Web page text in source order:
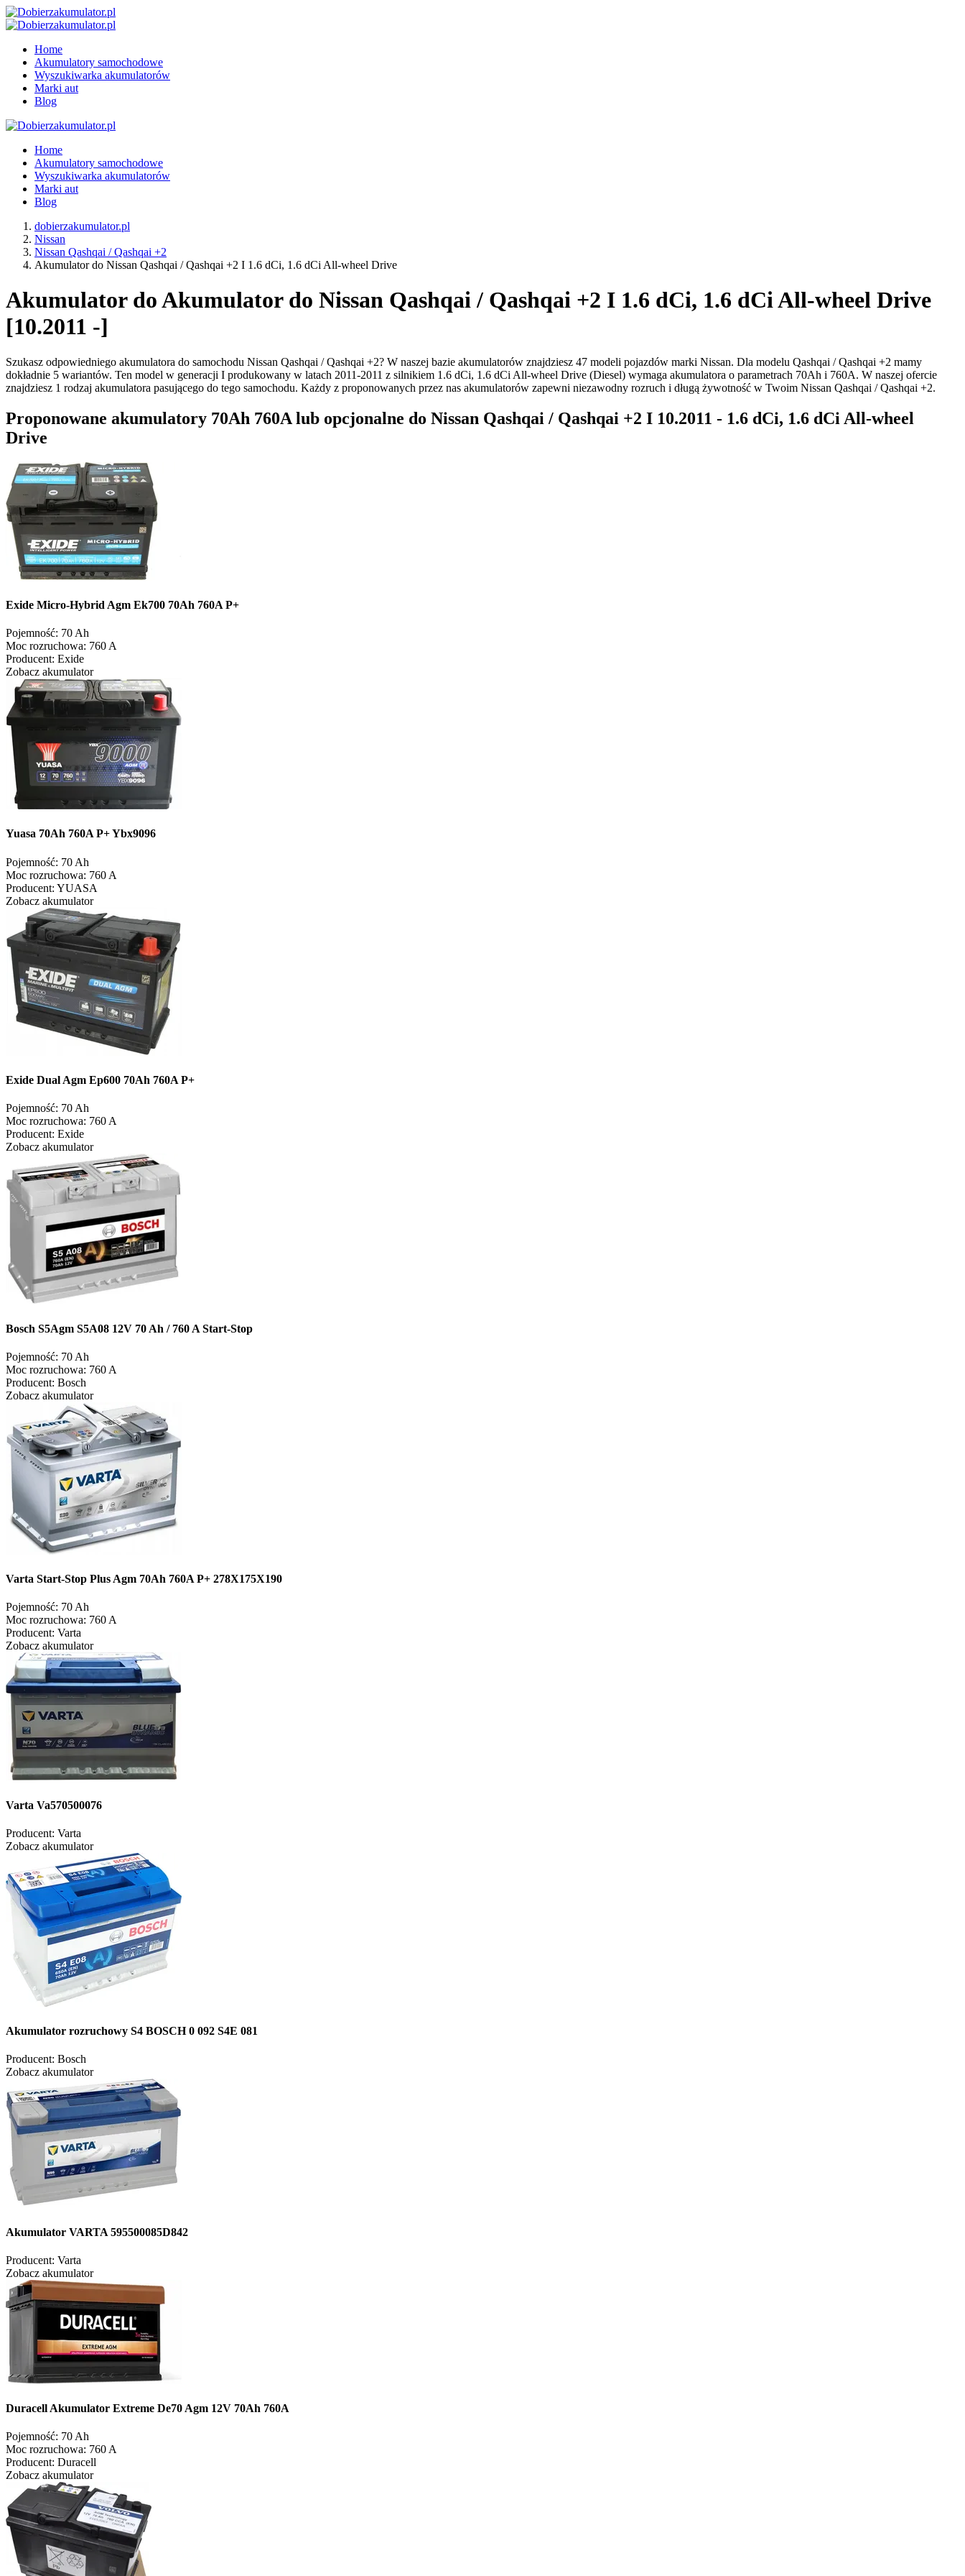
Home
Akumulatory samochodowe
Wyszukiwarka akumulatorów
Marki aut
Blog
Home
Akumulatory samochodowe
Wyszukiwarka akumulatorów
Marki aut
Blog
dobierzakumulator.pl
Nissan
Nissan Qashqai / Qashqai +2
Akumulator do Nissan Qashqai / Qashqai +2 I 1.6 dCi, 1.6 dCi All-wheel Drive
Akumulator do Akumulator do Nissan Qashqai / Qashqai +2 I 1.6 dCi, 1.6 dCi All-wheel Drive
[10.2011 -]
Szukasz odpowiedniego akumulatora do samochodu Nissan Qashqai / Qashqai +2? W naszej bazie akumulatorów znajdziesz 47 modeli pojazdów marki Nissan. Dla modelu Qashqai / Qashqai +2 mamy
dokładnie 5 wariantów. Ten model w generacji I produkowany w latach 2011-2011 z silnikiem 1.6 dCi, 1.6 dCi All-wheel Drive (Diesel) wymaga akumulatora o parametrach 70Ah i 760A. W naszej ofercie
znajdziesz 1 rodzaj akumulatora pasującego do tego samochodu. Każdy z proponowanych przez nas akumulatorów zapewni niezawodny rozruch i długą żywotność w Twoim Nissan Qashqai / Qashqai +2.
Proponowane akumulatory 70Ah 760A lub opcjonalne do Nissan Qashqai / Qashqai +2 I 10.2011 - 1.6 dCi, 1.6 dCi All-wheel
Drive
Exide Micro-Hybrid Agm Ek700 70Ah 760A P+
Pojemność: 70 Ah
Moc rozruchowa: 760 A
Producent: Exide
Zobacz akumulator
Yuasa 70Ah 760A P+ Ybx9096
Pojemność: 70 Ah
Moc rozruchowa: 760 A
Producent: YUASA
Zobacz akumulator
Exide Dual Agm Ep600 70Ah 760A P+
Pojemność: 70 Ah
Moc rozruchowa: 760 A
Producent: Exide
Zobacz akumulator
Bosch S5Agm S5A08 12V 70 Ah / 760 A Start-Stop
Pojemność: 70 Ah
Moc rozruchowa: 760 A
Producent: Bosch
Zobacz akumulator
Varta Start-Stop Plus Agm 70Ah 760A P+ 278X175X190
Pojemność: 70 Ah
Moc rozruchowa: 760 A
Producent: Varta
Zobacz akumulator
Varta Va570500076
Producent: Varta
Zobacz akumulator
Akumulator rozruchowy S4 BOSCH 0 092 S4E 081
Producent: Bosch
Zobacz akumulator
Akumulator VARTA 595500085D842
Producent: Varta
Zobacz akumulator
Duracell Akumulator Extreme De70 Agm 12V 70Ah 760A
Pojemność: 70 Ah
Moc rozruchowa: 760 A
Producent: Duracell
Zobacz akumulator